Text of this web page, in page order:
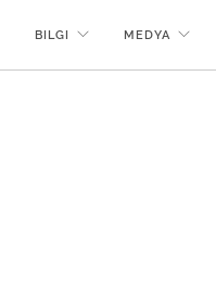
BILGI MEDYA